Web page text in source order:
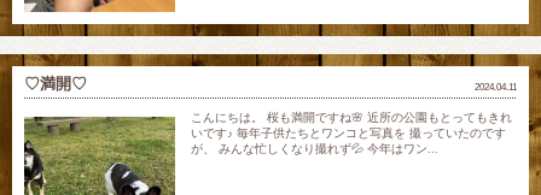
2024.04.11
♡満開♡
こんにちは。 桜も満開ですね🌸 近所の公園もとってもきれ
いです♪ 毎年子供たちとワンコと写真を 撮っていたのです
が、 みんな忙しくなり撮れず💦 今年はワン...